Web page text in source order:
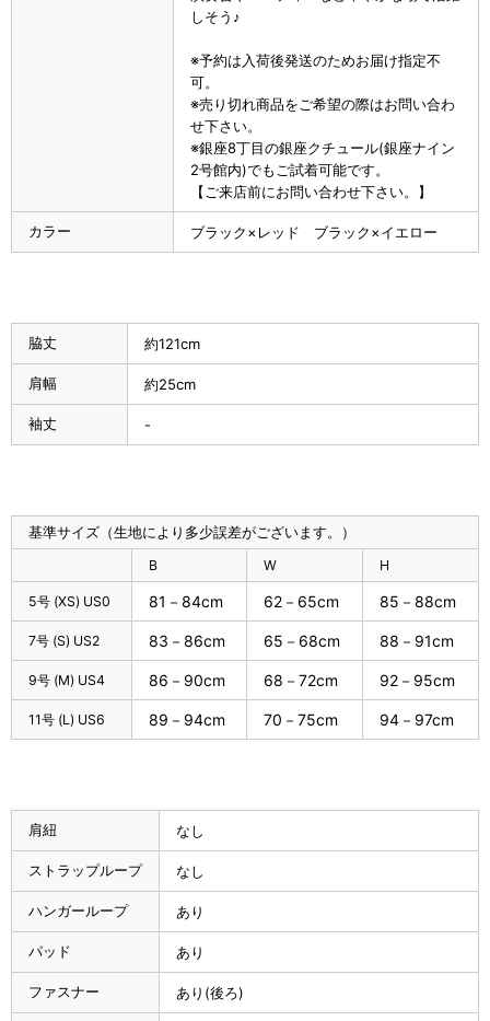
しそう♪
※予約は入荷後発送のためお届け指定不
可。
※売り切れ商品をご希望の際はお問い合わ
せ下さい。
※銀座8丁目の銀座クチュール(銀座ナイン
2号館内)でもご試着可能です。
【ご来店前にお問い合わせ下さい。】
カラー ブラック×レッド ブラック×イエロー
脇丈 約121cm
肩幅 約25cm
袖丈 -
基準サイズ（生地により多少誤差がございます。）
B W H
5号 (XS) US0 81－84cm 62－65cm 85－88cm
7号 (S) US2 83－86cm 65－68cm 88－91cm
9号 (M) US4 86－90cm 68－72cm 92－95cm
11号 (L) US6 89－94cm 70－75cm 94－97cm
肩紐 なし
ストラップループ なし
ハンガーループ あり
パッド あり
ファスナー あり(後ろ)